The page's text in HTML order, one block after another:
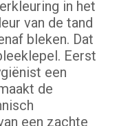
in het
van de tand
bleken. Dat
Eerst
een
de
een zachte